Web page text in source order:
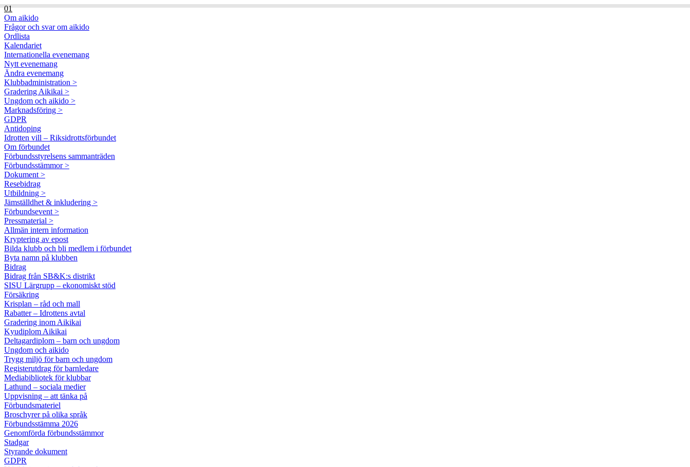
01
Om aikido
Frågor och svar om aikido
Ordlista
Kalendariet
Internationella evenemang
Nytt evenemang
Ändra evenemang
Klubbadministration >
Gradering Aikikai >
Ungdom och aikido >
Marknadsföring >
GDPR
Antidoping
Idrotten vill – Riksidrottsförbundet
Om förbundet
Förbundsstyrelsens sammanträden
Förbundsstämmor >
Dokument >
Resebidrag
Utbildning >
Jämställdhet & inkludering >
Förbundsevent >
Pressmaterial >
Allmän intern information
Kryptering av epost
Bilda klubb och bli medlem i förbundet
Byta namn på klubben
Bidrag
Bidrag från SB&K:s distrikt
SISU Lärgrupp – ekonomiskt stöd
Försäkring
Krisplan – råd och mall
Rabatter – Idrottens avtal
Gradering inom Aikikai
Kyudiplom Aikikai
Deltagardiplom – barn och ungdom
Ungdom och aikido
Trygg miljö för barn och ungdom
Registerutdrag för barnledare
Mediabibliotek för klubbar
Lathund – sociala medier
Uppvisning – att tänka på
Förbundsmateriel
Broschyrer på olika språk
Förbundsstämma 2026
Genomförda förbundsstämmor
Stadgar
Styrande dokument
GDPR